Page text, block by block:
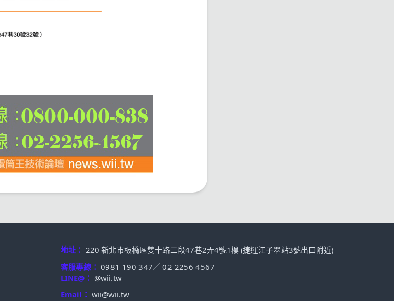
地址： 220 新北市板橋區雙十路二段47巷2弄4號1樓 (捷運江子翠站3號出口附近)
客服專線： 0981 190 347／02 2256 4567
LINE@： @wii.tw
Email： wii@wii.tw